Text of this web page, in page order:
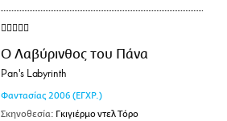
Ο Λαβύρινθος του Πάνα
Pan's Labyrinth
Φαντασίας 2006 (ΕΓΧΡ.)
Σκηνοθεσία: Γκιγιέρμο ντελ Τόρο